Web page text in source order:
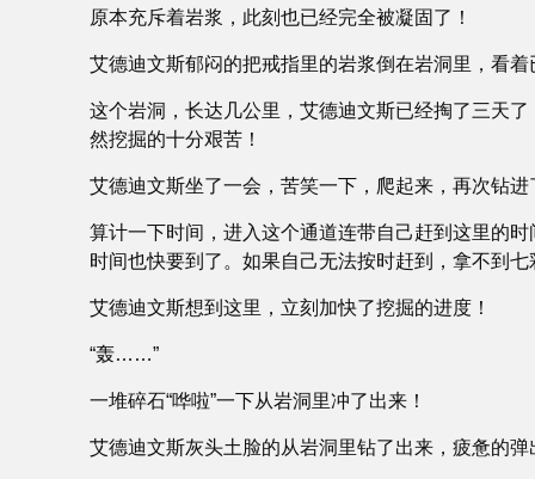
原本充斥着岩浆，此刻也已经完全被凝固了！
艾德迪文斯郁闷的把戒指里的岩浆倒在岩洞里，看
这个岩洞，长达几公里，艾德迪文斯已经掏了三天
然挖掘的十分艰苦！
艾德迪文斯坐了一会，苦笑一下，爬起来，再次钻
算计一下时间，进入这个通道连带自己赶到这里的
时间也快要到了。如果自己无法按时赶到，拿不到
艾德迪文斯想到这里，立刻加快了挖掘的进度！
“轰……”
一堆碎石“哗啦”一下从岩洞里冲了出来！
艾德迪文斯灰头土脸的从岩洞里钻了出来，疲惫的